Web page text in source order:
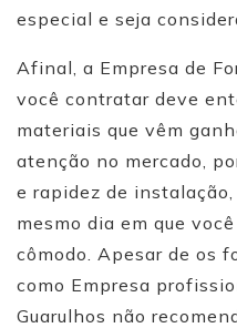
especial e seja
Afinal, a Empresa de
você contratar deve
materiais que vêm
atenção no mercado,
e rapidez de
mesmo dia em que
cômodo. Apesar de os
como Empresa
Guarulhos não